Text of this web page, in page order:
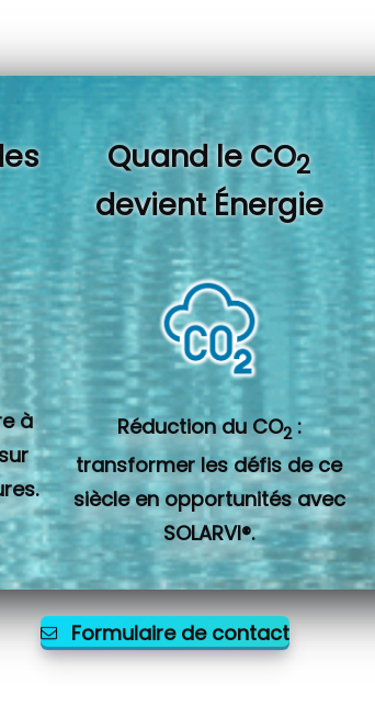
à
Quand le CO2
devient Énergie
Réduction du CO2 :
transformer les défis de ce
siècle en opportunités avec
SOLARVI®.
Formulaire de contact